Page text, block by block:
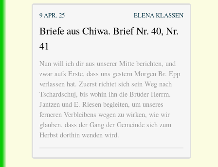
9 APR. 25 ELENA KLASSEN
Briefe aus Chiwa. Brief Nr. 40, Nr.
41
Nun will ich dir aus unserer Mitte berichten, und
zwar aufs Erste, dass uns gestern Morgen Br. Epp
verlassen hat. Zuerst richtet sich sein Weg nach
Tschardschuj, bis wohin ihn die Brüder Herrm.
Jantzen und E. Riesen begleiten, um unseres
ferneren Verbleibens wegen zu wirken, wie wir
glauben, dass der Gang der Gemeinde sich zum
Herbst dorthin wenden wird.